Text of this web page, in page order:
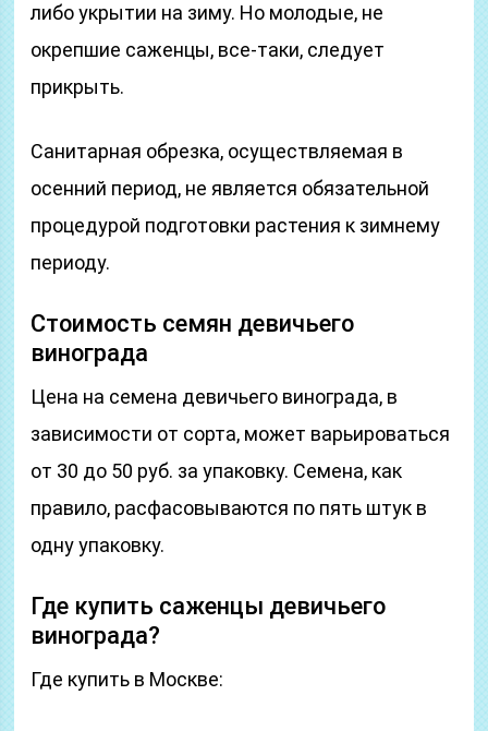
либо укрытии на зиму. Но молодые, не
окрепшие саженцы, все-таки, следует
прикрыть.
Санитарная обрезка, осуществляемая в
осенний период, не является обязательной
процедурой подготовки растения к зимнему
периоду.
Стоимость семян девичьего
винограда
Цена на семена девичьего винограда, в
зависимости от сорта, может варьироваться
от 30 до 50 руб. за упаковку. Семена, как
правило, расфасовываются по пять штук в
одну упаковку.
Где купить саженцы девичьего
винограда?
Где купить в Москве: